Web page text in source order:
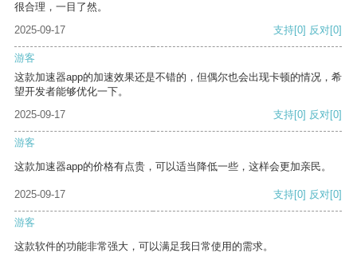
很合理，一目了然。
2025-09-17
支持[0] 反对[0]
游客
这款加速器app的加速效果还是不错的，但偶尔也会出现卡顿的情况，希
望开发者能够优化一下。
2025-09-17
支持[0] 反对[0]
游客
这款加速器app的价格有点贵，可以适当降低一些，这样会更加亲民。
2025-09-17 支持[0] 反对[0]
游客
这款软件的功能非常强大，可以满足我日常使用的需求。